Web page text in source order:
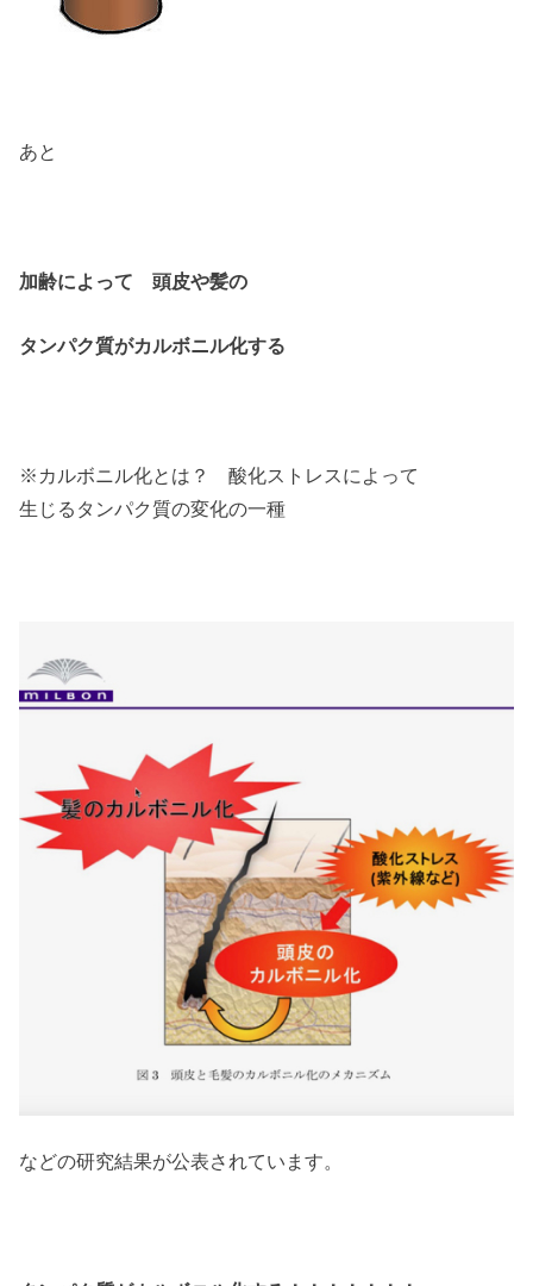
あと
加齢によって 頭皮や髪の
タンパク質がカルボニル化する
※カルボニル化とは？ 酸化ストレスによって
生じるタンパク質の変化の一種
などの研究結果が公表されています。